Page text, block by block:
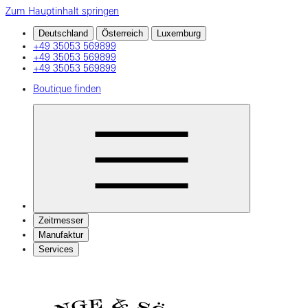
Zum Hauptinhalt springen
Deutschland Österreich Luxemburg
+49 35053 569899
+49 35053 569899
+49 35053 569899
Boutique finden
Zeitmesser
Manufaktur
Services